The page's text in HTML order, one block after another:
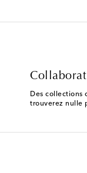
Des collections
trouverez nulle